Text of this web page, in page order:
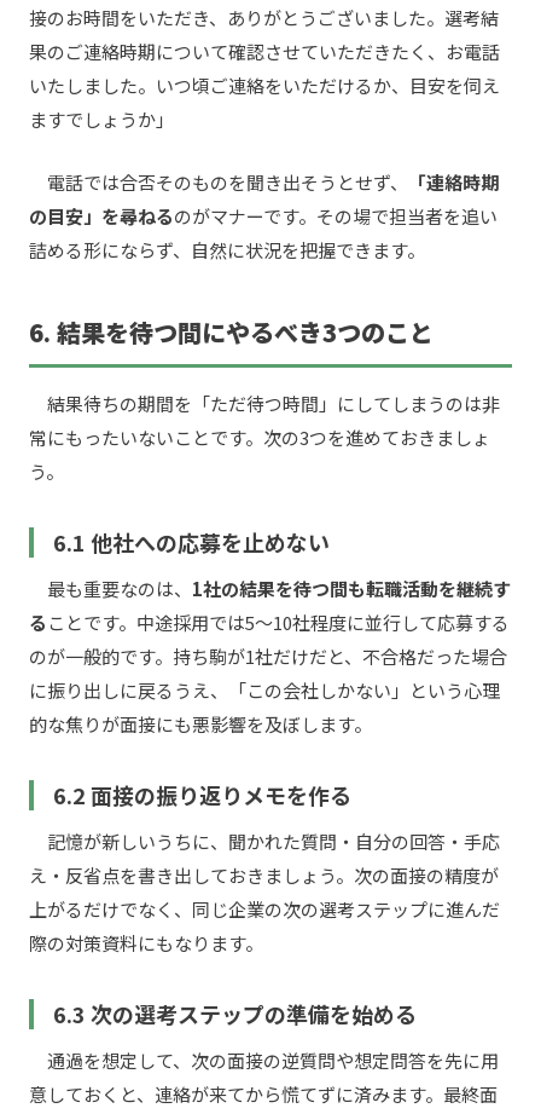
接のお時間をいただき、ありがとうございました。選考結
果のご連絡時期について確認させていただきたく、お電話
いたしました。いつ頃ご連絡をいただけるか、目安を伺え
ますでしょうか」
電話では合否そのものを聞き出そうとせず、
「連絡時期
の目安」を尋ねるのがマナーです。その場で担当者を追い
詰める形にならず、自然に状況を把握できます。
6. 結果を待つ間にやるべき3つのこと
結果待ちの期間を「ただ待つ時間」にしてしまうのは非
常にもったいないことです。次の3つを進めておきましょ
う。
6.1 他社への応募を止めない
最も重要なのは、 1社の結果を待つ間も転職活動を継続す
ることです。中途採用では5〜10社程度に並行して応募する
のが一般的です。持ち駒が1社だけだと、不合格だった場合
に振り出しに戻るうえ、「この会社しかない」という心理
的な焦りが面接にも悪影響を及ぼします。
6.2 面接の振り返りメモを作る
記憶が新しいうちに、聞かれた質問・自分の回答・手応
え・反省点を書き出しておきましょう。次の面接の精度が
上がるだけでなく、同じ企業の次の選考ステップに進んだ
際の対策資料にもなります。
6.3 次の選考ステップの準備を始める
通過を想定して、次の面接の逆質問や想定問答を先に用
意しておくと、連絡が来てから慌てずに済みます。最終面